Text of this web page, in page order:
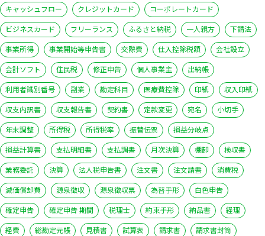
キャッシュフロー
クレジットカード
コーポレートカード
ビジネスカード
フリーランス ふるさと納税 一人親方
下請法
事業所得
事業開始等申告書 交際費 仕入控除税額
会社設立
会計ソフト
住民税 修正申告 個人事業主
出納帳
利用者識別番号
副業 勘定科目 医療費控除 印紙
収入印紙
収支内訳書
収支報告書 契約書 定款変更 宛名
小切手
年末調整
所得税 所得税率 振替伝票
損益分岐点
損益計算書
支払明細書 支払調書 月次決算 棚卸
検収書
業務委託
決算 法人税申告書 注文書 注文請書
消費税
減価償却費
源泉徴収 源泉徴収票 為替手形
白色申告
確定申告
確定申告 期間 税理士 約束手形 納品書
経理
経費
総勘定元帳 見積書 試算表 請求書
請求書封筒